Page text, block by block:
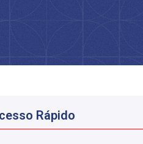
Rápido